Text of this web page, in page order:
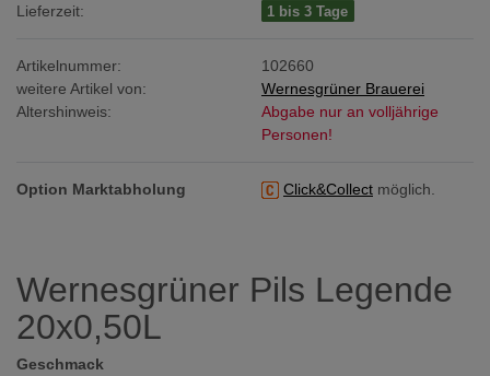
Lieferzeit: 1 bis 3 Tage
Artikelnummer:
102660
weitere Artikel von:
Wernesgrüner Brauerei
Altershinweis:
Abgabe nur an volljährige
Personen!
Option Marktabholung Click&Collect möglich.
Wernesgrüner Pils Legende
20x0,50L
Geschmack